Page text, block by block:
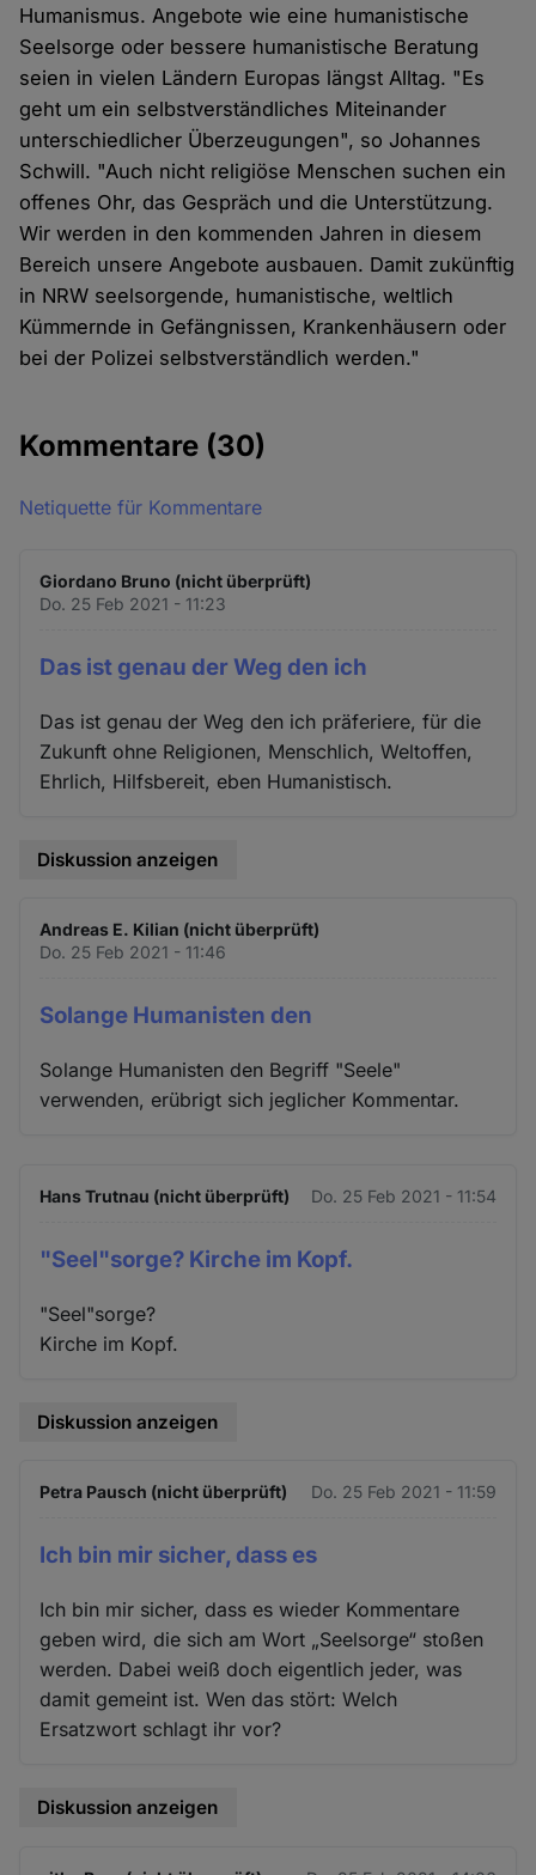
Humanismus. Angebote wie eine humanistische
Seelsorge oder bessere humanistische Beratung
seien in vielen Ländern Europas längst Alltag. "Es
geht um ein selbst­verständliches Miteinander
unterschiedlicher Überzeugungen", so Johannes
Schwill. "Auch nicht religiöse Menschen suchen ein
offenes Ohr, das Gespräch und die Unterstützung.
Wir werden in den kommenden Jahren in diesem
Bereich unsere Angebote ausbauen. Damit zukünftig
in NRW seelsorgende, humanistische, weltlich
Kümmernde in Gefängnissen, Krankenhäusern oder
bei der Polizei selbstverständlich werden."
Kommentare (30)
Netiquette für Kommentare
Giordano Bruno (nicht überprüft)
Do. 25 Feb 2021 - 11:23
Das ist genau der Weg den ich
Das ist genau der Weg den ich präferiere, für die
Zukunft ohne Religionen, Menschlich, Weltoffen,
Ehrlich, Hilfsbereit, eben Humanistisch.
Diskussion anzeigen
Andreas E. Kilian (nicht überprüft)
Do. 25 Feb 2021 - 11:46
Solange Humanisten den
Solange Humanisten den Begriff "Seele"
verwenden, erübrigt sich jeglicher Kommentar.
Hans Trutnau (nicht überprüft) Do. 25 Feb 2021 - 11:54
"Seel"sorge? Kirche im Kopf.
"Seel"sorge?
Kirche im Kopf.
Diskussion anzeigen
Petra Pausch (nicht überprüft) Do. 25 Feb 2021 - 11:59
Ich bin mir sicher, dass es
Ich bin mir sicher, dass es wieder Kommentare
geben wird, die sich am Wort „Seelsorge“ stoßen
werden. Dabei weiß doch eigentlich jeder, was
damit gemeint ist. Wen das stört: Welch
Ersatzwort schlagt ihr vor?
Diskussion anzeigen